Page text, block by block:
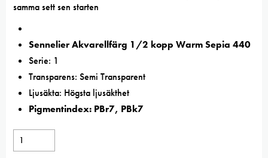
samma sett sen starten
Sennelier Akvarellfärg 1/2 kopp Warm Sepia 440
Serie: 1
Transparens: Semi Transparent
Ljusäkta: Högsta ljusäkthet
Pigmentindex: PBr7, PBk7
Sennelier
Warm